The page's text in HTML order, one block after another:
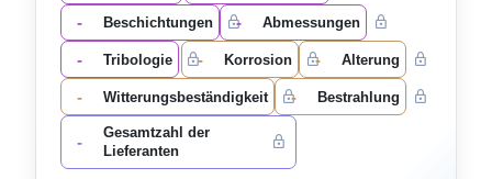
- Beschichtungen - Abmessungen
- Tribologie - Korrosion - Alterung
- Witterungsbeständigkeit - Bestrahlung
-
Gesamtzahl der
Lieferanten